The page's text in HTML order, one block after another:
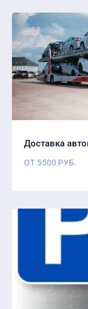
Доставка
ОТ 5500 РУБ.